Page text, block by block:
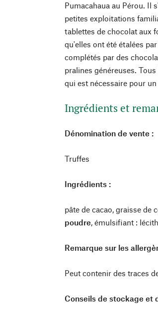
Pumacahaua au Pérou. Il
petites exploitations
tablettes de chocolat aux
qu'elles ont été étalées
complétés par des
pralines généreuses.
qui est nécessaire pour
Ingrédients et
Dénomination de vente :
Truffes
Ingrédients :
pâte de cacao, graisse de
poudre, émulsifiant :
Remarque sur les
Peut contenir des traces
Conseils de stockage et